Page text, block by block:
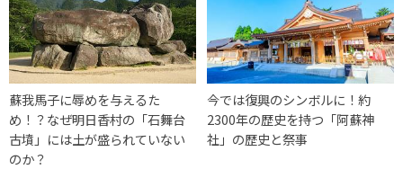
蘇我馬子に辱めを与えるた
め！？なぜ明日香村の「石舞台
古墳」には土が盛られていない
のか？
今では復興のシンボルに！約
2300年の歴史を持つ「阿蘇神
社」の歴史と祭事